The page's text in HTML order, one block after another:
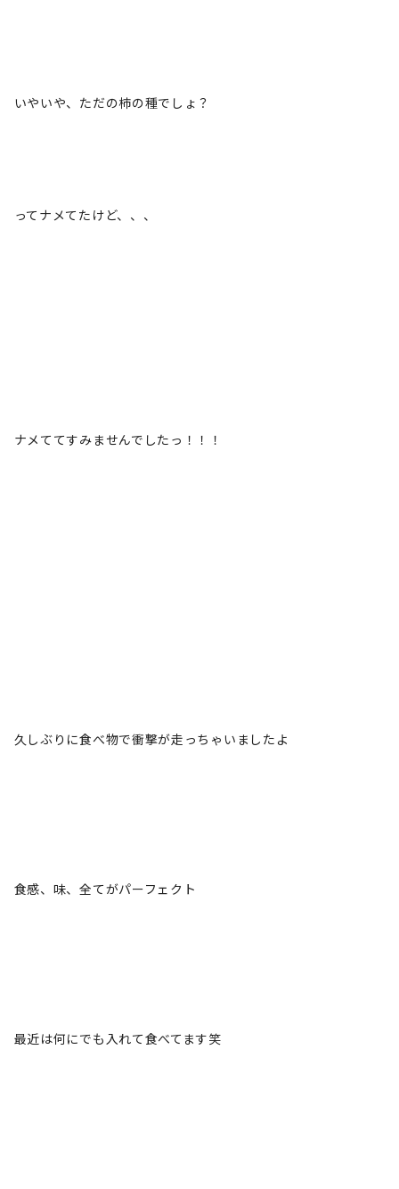
いやいや、ただの柿の種でしょ？
ってナメてたけど、、、
ナメててすみませんでしたっ！！！
久しぶりに食べ物で衝撃が走っちゃいましたよ
食感、味、全てがパーフェクト
最近は何にでも入れて食べてます笑